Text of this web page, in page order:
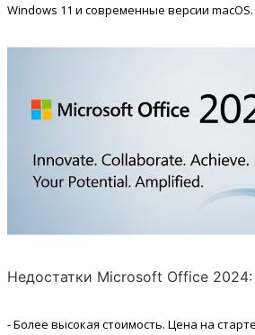
Windows 11 и современные версии macOS.
Недостатки Microsoft Office 2024:
- Более высокая стоимость. Цена на